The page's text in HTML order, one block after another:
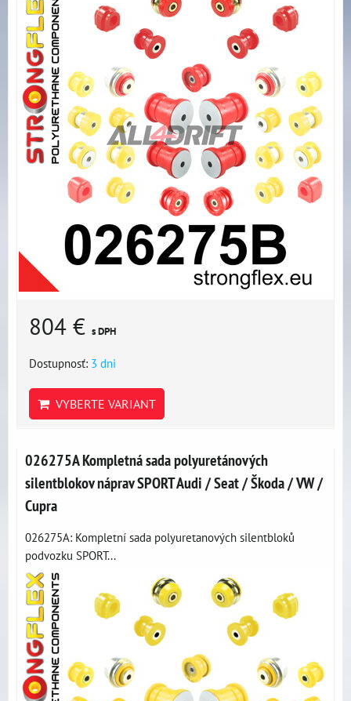
804 € s DPH
Dostupnosť: 3 dni
VYBERTE VARIANT
026275A Kompletná sada polyuretánových
silentblokov náprav SPORT Audi / Seat / Škoda / VW /
Cupra
026275A: Kompletní sada polyuretanových silentbloků
podvozku SPORT...